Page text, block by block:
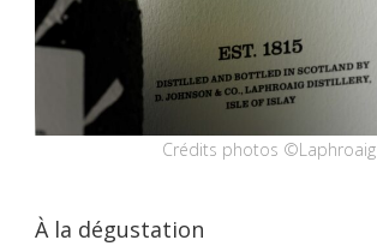
Crédits photos ©Laphroaig
À la dégustation